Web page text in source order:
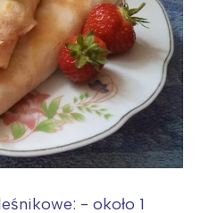
- około 1
wydarzenia z
Śląsk